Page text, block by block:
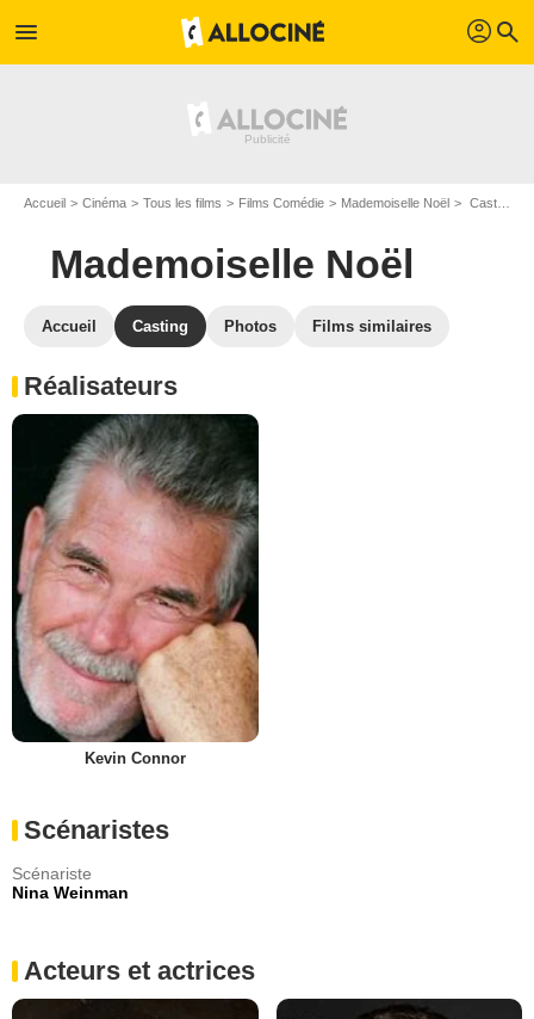
menu profil search
Accueil Cinéma Tous les films Films Comédie Mademoiselle Noël Casting Mademoiselle Noël
Mademoiselle Noël
Accueil Casting Photos Films similaires
Réalisateurs
Kevin Connor
Scénaristes
Scénariste
Nina Weinman
Acteurs et actrices